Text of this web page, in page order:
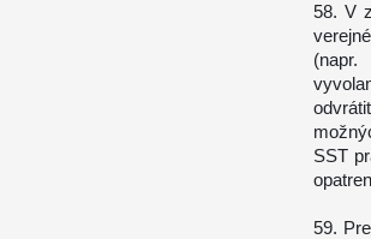
58. V
SST
59.